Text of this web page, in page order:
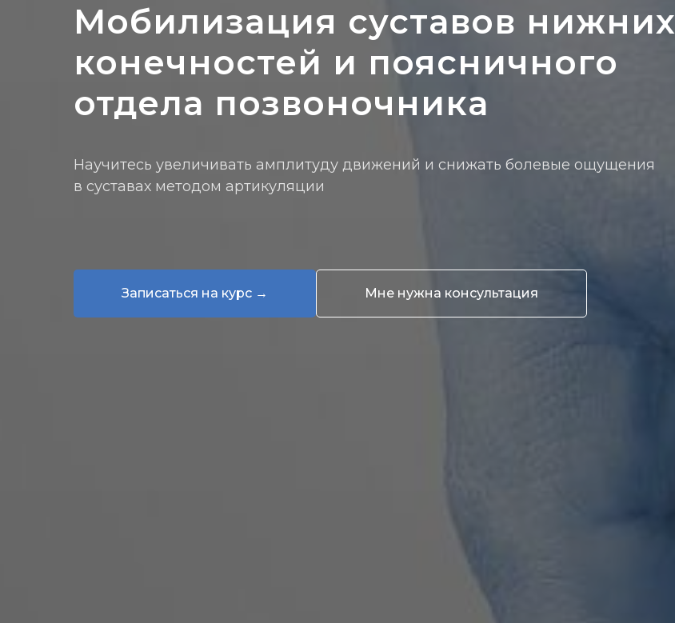
Мобилизация суставов нижних
конечностей и поясничного
отдела позвоночника
Научитесь увеличивать амплитуду движений и снижать болевые ощущения
в суставах методом артикуляции
Записаться на курс → Мне нужна консультация